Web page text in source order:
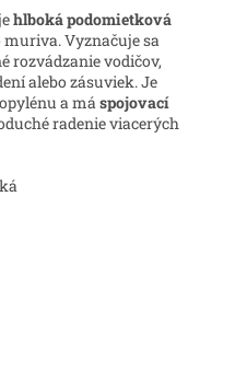
hlboká podomietková
Vyznačuje sa
rozvádzanie vodičov,
alebo zásuviek. Je
a máspojovací
radenie viacerých